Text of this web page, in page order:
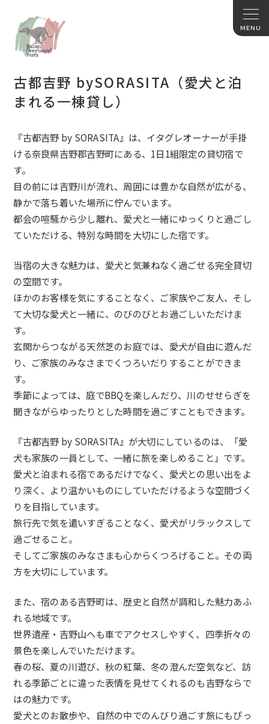
古都吉野 bySORASITA（愛犬と泊
まれる一棟貸し）
『古都吉野 by SORASITA』は、イタグレオーナーが手掛
ける奈良県吉野郡吉野町にある、1日1組限定の貸切宿で
す。
目の前には吉野川が流れ、周囲には豊かな自然が広がる、
静かで落ち着いた場所に佇んでいます。
都会の喧騒から少し離れ、愛犬と一緒にゆっくりと過ごし
ていただける、特別な時間を大切にした宿です。
当宿の大きな魅力は、愛犬と気兼ねなく過ごせる完全貸切
の空間です。
ほかのお客様を気にすることなく、ご家族やご友人、そし
て大切な愛犬と一緒に、のびのびとお過ごしいただけま
す。
玄関からつながる天然芝のお庭では、愛犬が自由に遊んだ
り、ご家族のみなさまでくつろいだりすることができま
す。
季節によっては、庭でBBQを楽しんだり、川のせせらぎを
聞きながらゆったりとした時間を過ごすこともできます。
『古都吉野 by SORASITA』が大切にしているのは、「愛
犬も家族の一員として、一緒に旅を楽しめること」です。
愛犬と泊まれる宿であるだけでなく、愛犬との思い出をよ
り深く、より温かいものにしていただけるような空間づく
りを目指しています。
旅行先で気を遣いすぎることなく、愛犬がリラックスして
過ごせること。
そしてご家族のみなさまも心からくつろげること。その両
方を大切にしています。
また、宿のある吉野町は、歴史と自然が調和した魅力あふ
れる地域です。
世界遺産・吉野山へも車でアクセスしやすく、四季折々の
景色を楽しんでいただけます。
春の桜、夏の川遊び、秋の紅葉、冬の澄んだ空気など、訪
れる季節ごとに違った表情を見せてくれるのも吉野ならで
はの魅力です。
愛犬とのお散歩や、自然の中でのんびり過ごす旅にもぴっ